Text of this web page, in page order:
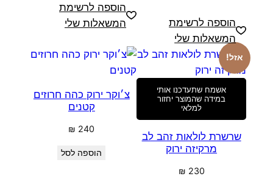
הוספה לרשימת
המשאלות שלי
הוספה לרשימת
המשאלות שלי
אזל!
אשמח שתעדכנו אותי
במידה שהמוצר יחזור
למלאי
שרשרת לולאות זהב לב
מרקיזה ירוק
₪ 230
צ׳וקר ירוק כהה חרוזים
קטנים
₪ 240
הוספה לסל